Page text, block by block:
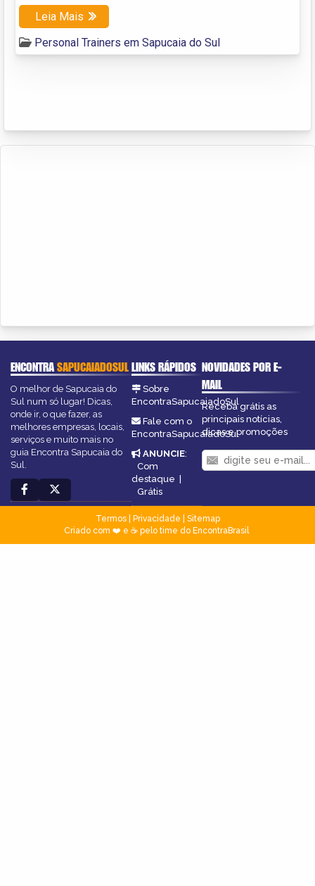
Leia Mais
Personal Trainers em Sapucaia do Sul
ENCONTRASAPUCAIADOSUL
O melhor de Sapucaia do
Sul num só lugar! Dicas,
onde ir, o que fazer, as
melhores empresas, locais,
serviços e muito mais no
guia Encontra Sapucaia do
Sul.
LINKS RÁPIDOS
Sobre
EncontraSapucaiadoSul
Fale com o
EncontraSapucaiadoSul
ANUNCIE:
Com
destaque |
Grátis
NOVIDADES POR E-
MAIL
Receba grátis as
principais notícias,
dicas e promoções
Termos| Privacidade
Sitemap
Criado com ❤️ e ☕ pelo time do EncontraBrasil